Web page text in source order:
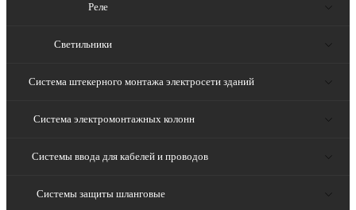
Реле
Светильники
Система штекерного монтажа электросети зданий
Система электромонтажных колонн
Системы ввода для кабелей и проводов
Системы защиты шланговые